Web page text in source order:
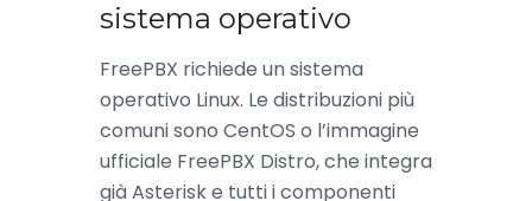
sistema operativo
FreePBX richiede un sistema
operativo Linux. Le distribuzioni più
comuni sono CentOS o l’immagine
ufficiale FreePBX Distro, che integra
già Asterisk e tutti i componenti